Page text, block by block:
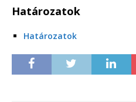
Határozatok
Határozatok